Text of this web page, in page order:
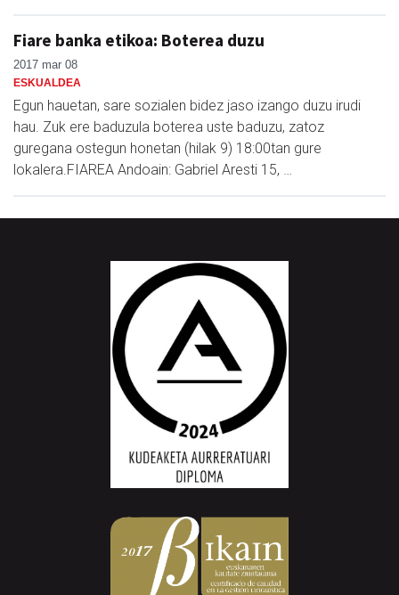
Fiare banka etikoa: Boterea duzu
2017 mar 08
ESKUALDEA
Egun hauetan, sare sozialen bidez jaso izango duzu irudi
hau. Zuk ere baduzula boterea uste baduzu, zatoz
guregana ostegun honetan (hilak 9) 18:00tan gure
lokalera.FIAREA Andoain: Gabriel Aresti 15, …